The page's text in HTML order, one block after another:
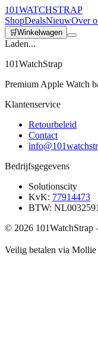
101WATCHSTRAP
ShopDealsNieuwOver
🛒Winkelwagen
Laden...
101WatchStrap
Premium Apple Watch
Klantenservice
Retourbeleid
Contact
Bedrijfsgegevens
Solutionscity
KvK: 77914473
BTW:
© 2026
Veilig betalen via Mollie